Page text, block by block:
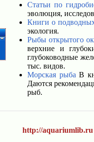
Статьи по
эволюция,
Книги о
экология.
Рыбы открытого
верхние и
глубоководные
тыс. видов.
Морская рыба В
Даются
рыб.
http://aquariumlib.ru